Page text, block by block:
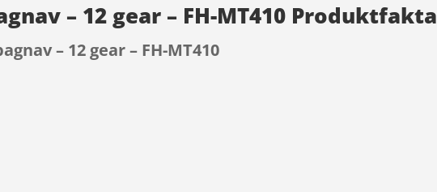
– 12 gear – FH-MT410 Produktfakta
– 12 gear – FH-MT410